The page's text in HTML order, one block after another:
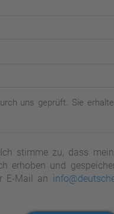
uns geprüft. Sie
stimme zu, dass
erhoben und
E-Mail an